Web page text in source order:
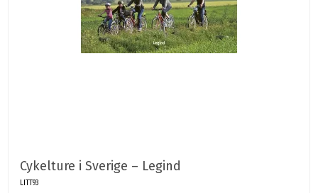
Cykelture i Sverige – Legind
LITT93